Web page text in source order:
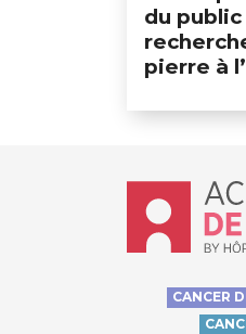
du
pierre à
Accueil -
CANCER